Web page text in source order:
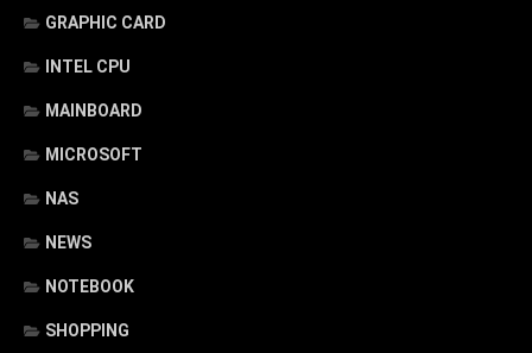
GRAPHIC CARD
INTEL CPU
MAINBOARD
MICROSOFT
NAS
NEWS
NOTEBOOK
SHOPPING